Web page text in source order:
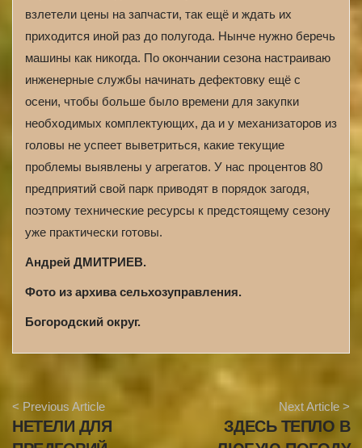
взлетели цены на запчасти, так ещё и ждать их
приходится иной раз до полугода. Нынче нужно беречь
машины как никогда. По окончании сезона настраиваю
инженерные службы начинать дефектовку ещё с
осени, чтобы больше было времени для закупки
необходимых комплектующих, да и у механизаторов из
головы не успеет выветриться, какие текущие
проблемы выявлены у агрегатов. У нас процентов 80
предприятий свой парк приводят в порядок загодя,
поэтому технические ресурсы к предстоящему сезону
уже практически готовы.
Андрей ДМИТРИЕВ.
Фото из архива сельхозуправления.
Богородский округ.
r
i
< Previous Article
НЕТЕЛИ ДЛЯ
Next Article >
ЗДЕСЬ ТЕПЛО В